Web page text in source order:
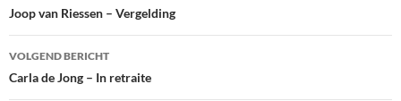
navigatie
Joop van Riessen – Vergelding
VOLGEND BERICHT
Carla de Jong – In retraite